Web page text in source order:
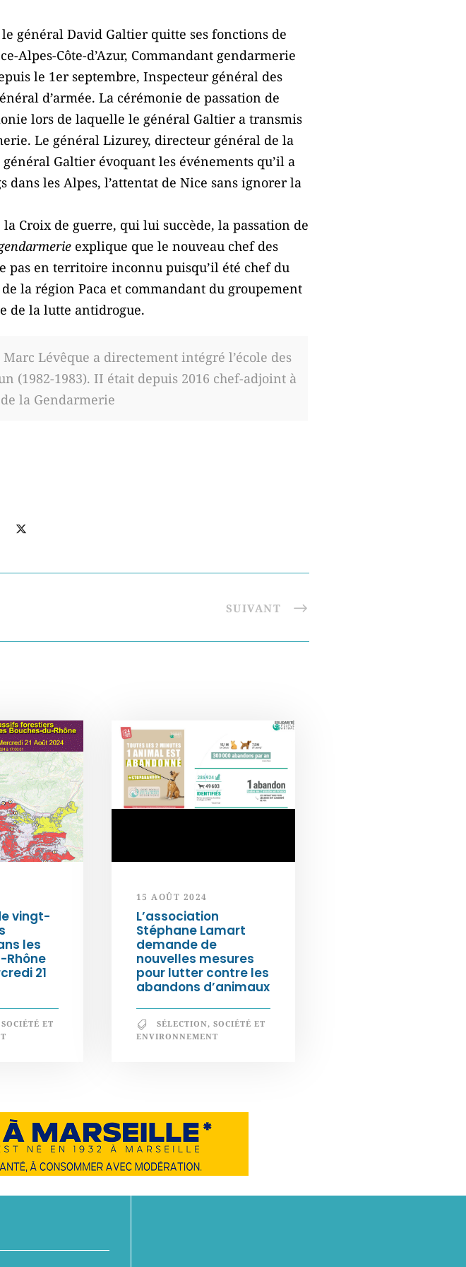
général David Galtier quitte ses fonctions de
Alpes-Côte-d’Azur, Commandant gendarmerie
le 1er septembre, Inspecteur général des
d’armée. La cérémonie de passation de
lors de laquelle le général Galtier a transmis
Le général Lizurey, directeur général de la
Galtier évoquant les événements qu’il a
dans les Alpes, l’attentat de Nice sans ignorer la
Croix de guerre, qui lui succède, la passation de
explique que le nouveau chef des
pas en territoire inconnu puisqu’il été chef du
la région Paca et commandant du groupement
de la lutte antidrogue.
Lévêque a directement intégré l’école des
(1982-1983). II était depuis 2016 chef-adjoint à
la Gendarmerie
SUIVANT
vingt-
les
Rhône
21
SOCIÉTÉ ET
15 AOÛT 2024
L’association
Stéphane Lamart
demande de
nouvelles mesures
pour lutter contre les
abandons d’animaux
SÉLECTION, SOCIÉTÉ ET
ENVIRONNEMENT